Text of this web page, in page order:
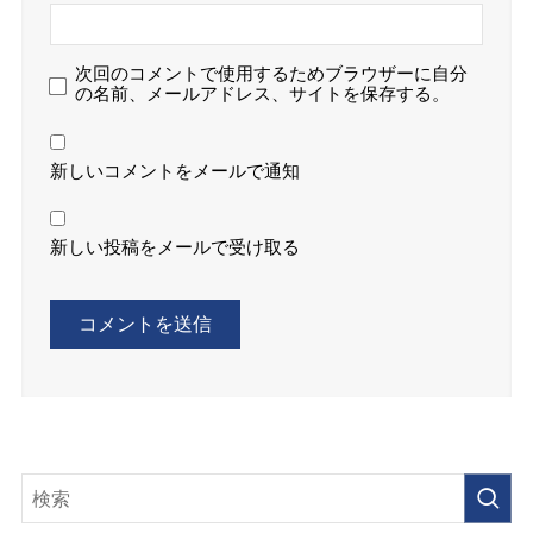
次回のコメントで使用するためブラウザーに自分
の名前、メールアドレス、サイトを保存する。
新しいコメントをメールで通知
新しい投稿をメールで受け取る